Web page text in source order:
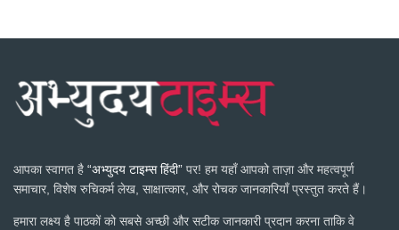
आपका स्वागत है “अभ्युदय टाइम्स हिंदी” पर! हम यहाँ आपको ताज़ा और महत्वपूर्ण
समाचार, विशेष रुचिकर्म लेख, साक्षात्कार, और रोचक जानकारियाँ प्रस्तुत करते हैं।
हमारा लक्ष्य है पाठकों को सबसे अच्छी और सटीक जानकारी प्रदान करना ताकि वे